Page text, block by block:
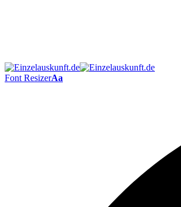
Font ResizerAa